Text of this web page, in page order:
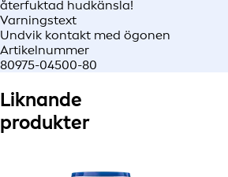
återfuktad hudkänsla!
Varningstext
Undvik kontakt med ögonen
Artikelnummer
80975-04500-80
Liknande
produkter